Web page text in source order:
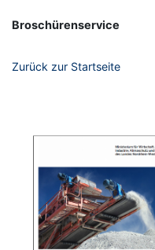
Broschürenservice
Zurück zur Startseite